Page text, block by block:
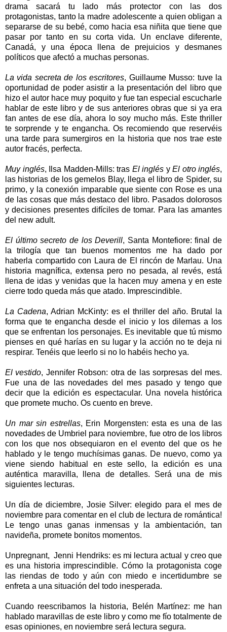
drama sacará tu lado más protector con las dos
protagonistas, tanto la madre adolescente a quien obligan a
separarse de su bebé, como hacia esa niñita que tiene que
pasar por tanto en su corta vida. Un enclave diferente,
Canadá, y una época llena de prejuicios y desmanes
políticos que afectó a muchas personas.
La vida secreta de los escritores, Guillaume Musso: tuve la
oportunidad de poder asistir a la presentación del libro que
hizo el autor hace muy poquito y fue tan especial escucharle
hablar de este libro y de sus anteriores obras que si ya era
fan antes de ese día, ahora lo soy mucho más. Este thriller
te sorprende y te engancha. Os recomiendo que reservéis
una tarde para sumergiros en la historia que nos trae este
autor fracés, perfecta.
Muy inglés, Ilsa Madden-Mills: tras El inglés y El otro inglés,
las historias de los gemelos Blay, llega el libro de Spider, su
primo, y la conexión imparable que siente con Rose es una
de las cosas que más destaco del libro. Pasados dolorosos
y decisiones presentes difíciles de tomar. Para las amantes
del new adult.
El último secreto de los Deverill, Santa Montefiore: final de
la trilogía que tan buenos momentos me ha dado por
haberla compartido con Laura de El rincón de Marlau. Una
historia magnífica, extensa pero no pesada, al revés, está
llena de idas y venidas que la hacen muy amena y en este
cierre todo queda más que atado. Imprescindible.
La Cadena, Adrian McKinty: es el thriller del año. Brutal la
forma que te engancha desde el inicio y los dilemas a los
que se enfrentan los personajes. Es inevitable que tú mismo
pienses en qué harías en su lugar y la acción no te deja ni
respirar. Tenéis que leerlo si no lo habéis hecho ya.
El vestido, Jennifer Robson: otra de las sorpresas del mes.
Fue una de las novedades del mes pasado y tengo que
decir que la edición es espectacular. Una novela histórica
que promete mucho. Os cuento en breve.
Un mar sin estrellas, Erin Morgensten: esta es una de las
novedades de Umbriel para noviembre, fue otro de los libros
con los que nos obsequiaron en el evento del que os he
hablado y le tengo muchísimas ganas. De nuevo, como ya
viene siendo habitual en este sello, la edición es una
auténtica maravilla, llena de detalles. Será una de mis
siguientes lecturas.
Un día de diciembre, Josie Silver: elegido para el mes de
noviembre para comentar en el club de lectura de romántica!
Le tengo unas ganas inmensas y la ambientación, tan
navideña, promete bonitos momentos.
Unpregnant, Jenni Hendriks: es mi lectura actual y creo que
es una historia imprescindible. Cómo la protagonista coge
las riendas de todo y aún con miedo e incertidumbre se
enfreta a una situación del todo inesperada.
Cuando reescribamos la historia, Belén Martínez: me han
hablado maravillas de este libro y como me fío totalmente de
esas opiniones, en noviembre será lectura segura.